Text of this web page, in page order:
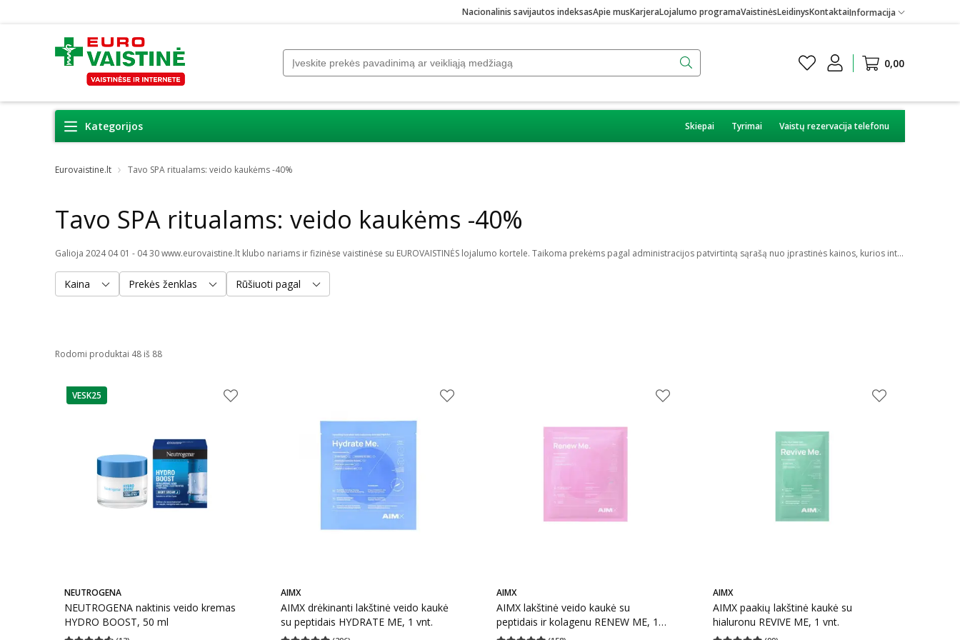
Nacionalinis savijautos indeksasApie musKarjeraLojalumo programaVaistinėsLeidinysKontaktaiInformacija
0,00
Kategorijos Skiepai Tyrimai Vaistų rezervacija telefonu
Eurovaistine.lt Tavo SPA ritualams: veido kaukėms -40%
Tavo SPA ritualams: veido kaukėms -40%
Galioja 2024 04 01 - 04 30 www.eurovaistine.lt klubo nariams ir fizinėse vaistinėse su EUROVAISTINĖS lojalumo kortele. Taikoma prekėms pagal administracijos patvirtintą sąrašą nuo įprastinės kainos, kurios internete gali skirtis nuo prekių kainų fizinėse vaistinėse. Prekių skaičius ribotas. Įmonė pasilieka teisę bet kada keisti akcijų sąlygas.
Kaina Prekės ženklas Rūšiuoti pagal
Rodomi produktai 48 iš 88
patarimas
VESK25
NEUTROGENA
NEUTROGENA naktinis veido kremas
HYDRO BOOST, 50 ml
AIMX
AIMX drėkinanti lakštinė veido kaukė
su peptidais HYDRATE ME, 1 vnt.
AIMX
AIMX lakštinė veido kaukė su
peptidais ir kolagenu RENEW ME, 1
vnt.
AIMX
AIMX paakių lakštinė kaukė su
hialuronu REVIVE ME, 1 vnt.